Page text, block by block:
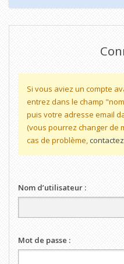
Si vous aviez un compte
entrez dans le champ
puis votre adresse email
(vous pourrez changer de
cas de problème,
Nom d’utilisateur :
Mot de passe :